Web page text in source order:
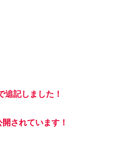
追記しました！
されています！